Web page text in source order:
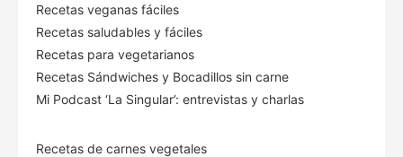
Recetas veganas fáciles
Recetas saludables y fáciles
Recetas para vegetarianos
Recetas Sándwiches y Bocadillos sin carne
Mi Podcast ‘La Singular’: entrevistas y charlas
Recetas de carnes vegetales